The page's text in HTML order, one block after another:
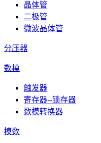
晶体管
二极管
微波晶体管
分压器
数模
触发器
寄存器--锁存器
数模转换器
模数